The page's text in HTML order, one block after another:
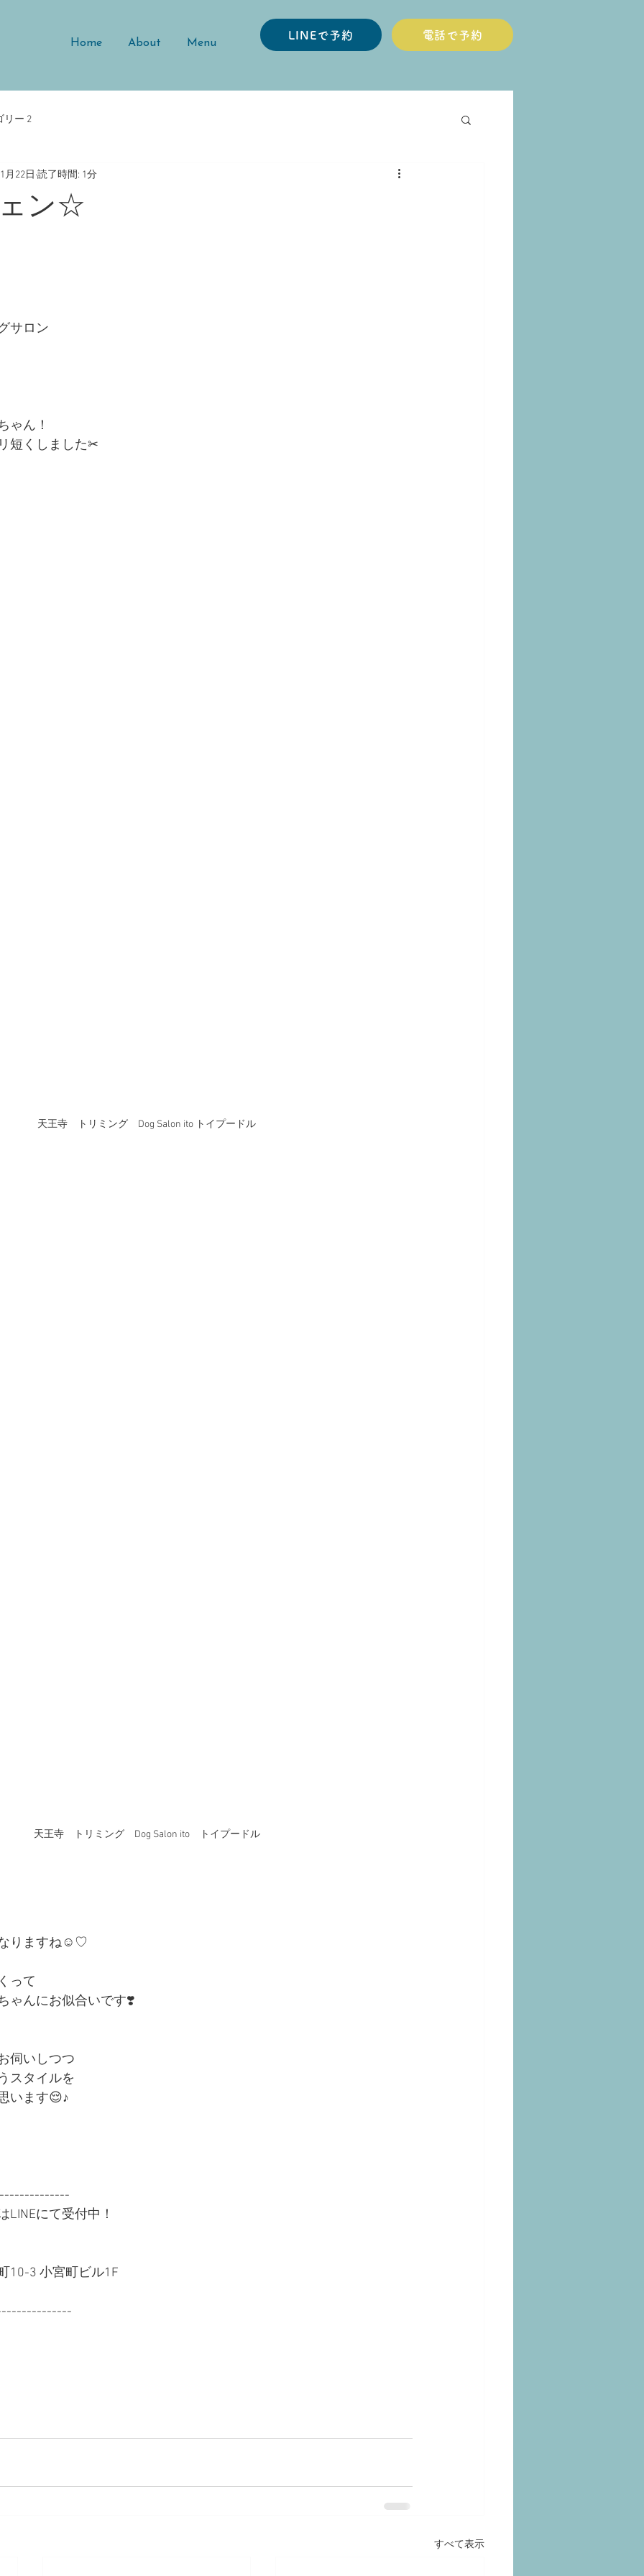
Home About Menu
LINEで予約 電話で予約
リー 2
ン☆
月22日 読了時間: 1分
サロン
ゃん！
短くしました✂︎
天王寺　トリミング　Dog Salon ito トイプードル
天王寺　トリミング　Dog Salon ito　トイプードル
りますね☺︎♡
って
ゃんにお似合いです❣️
伺いしつつ
スタイルを
います😌♪
LINEにて受付中！
10-3 小宮町ビル1F
すべて表示